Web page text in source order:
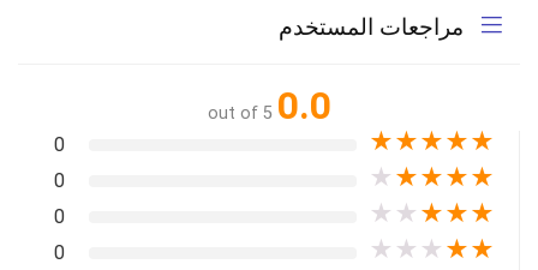
مراجعات المستخدم
0.0
out of 5
★
★
★
★
★
0
★
★
★
★
★
0
★
★
★
★
★
0
★
★
★
★
★
0